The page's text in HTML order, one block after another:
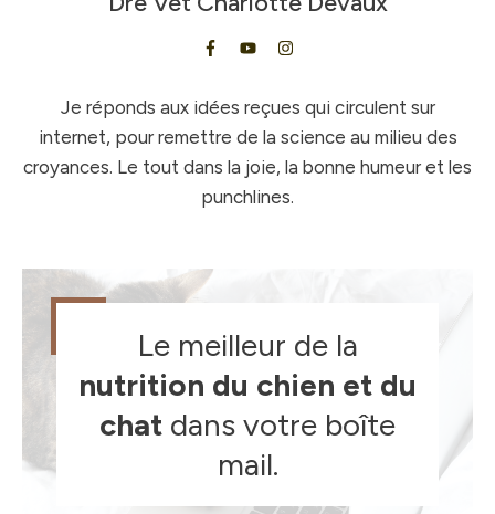
Je réponds aux idées reçues qui circulent sur
internet, pour remettre de la science au milieu des
croyances. Le tout dans la joie, la bonne humeur et les
punchlines.
Le meilleur de la
nutrition du chien et du
chat dans votre boîte
mail.